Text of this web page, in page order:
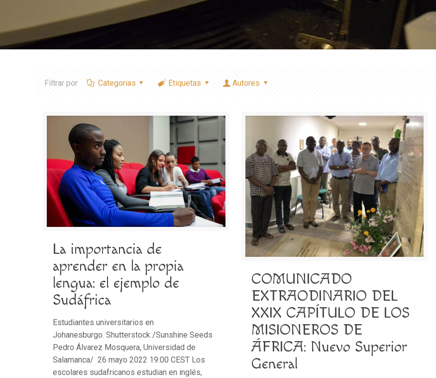
Filtrar por Categorias Etiquetas Autores
La importancia de
aprender en la propia
lengua: el ejemplo de
Sudáfrica
Estudiantes universitarios en
Johanesburgo. Shutterstock /Sunshine Seeds
Pedro Álvarez Mosquera, Universidad de
Salamanca/ 26 mayo 2022 19:00 CEST Los
escolares sudafricanos estudian en inglés,
COMUNICADO
EXTRAODINARIO DEL
XXIX CAPÍTULO DE LOS
MISIONEROS DE
ÁFRICA: Nuevo Superior
General